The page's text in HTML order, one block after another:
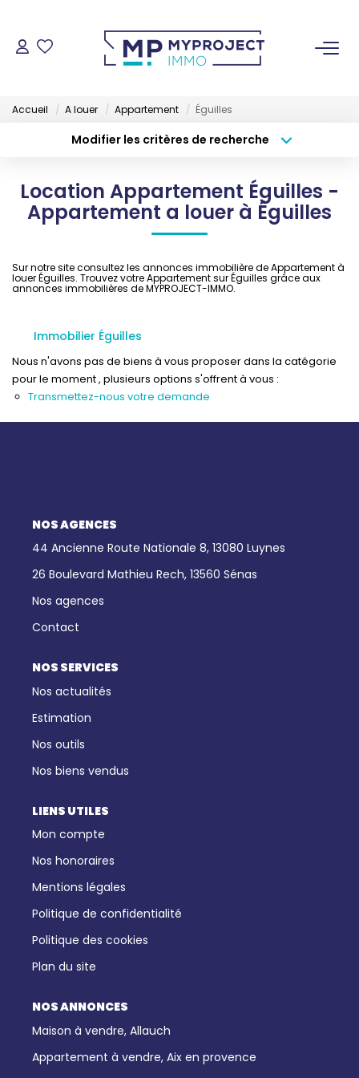
ESTIMER
GESTION LOCATIVE
Qui Sommes-Nous
Notre Équipe
Accueil A louer Appartement Éguilles
Modifier les critères de recherche
Type de bien
Budget max Plus de critères
Location Appartement Éguilles -
Appartement a louer à Éguilles
Sur notre site consultez les annonces immobilière de Appartement à
louer Éguilles. Trouvez votre Appartement sur Éguilles grâce aux
annonces immobilières de MYPROJECT-IMMO.
Immobilier Éguilles
Nous n'avons pas de biens à vous proposer dans la catégorie
pour le moment , plusieurs options s'offrent à vous :
Transmettez-nous votre demande
NOS AGENCES
44 Ancienne Route Nationale 8, 13080 Luynes
26 Boulevard Mathieu Rech, 13560 Sénas
Nos agences
Contact
NOS SERVICES
Nos actualités
Estimation
Nos outils
Nos biens vendus
LIENS UTILES
Mon compte
Nos honoraires
Mentions légales
Politique de confidentialité
Politique des cookies
Plan du site
NOS ANNONCES
Maison à vendre, Allauch
Appartement à vendre, Aix en provence